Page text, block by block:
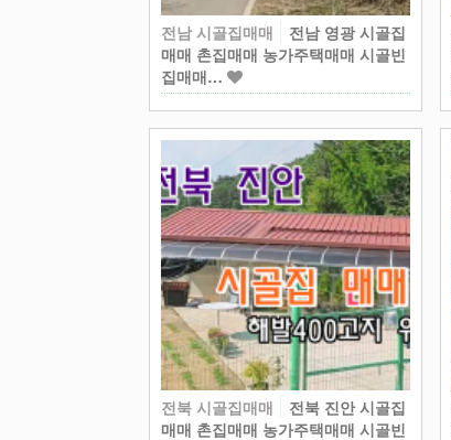
전남 시골집매매
전남 영광 시골집
매매 촌집매매 농가주택매매 시골빈
집매매…
전북 시골집매매
전북 진안 시골집
매매 촌집매매 농가주택매매 시골빈